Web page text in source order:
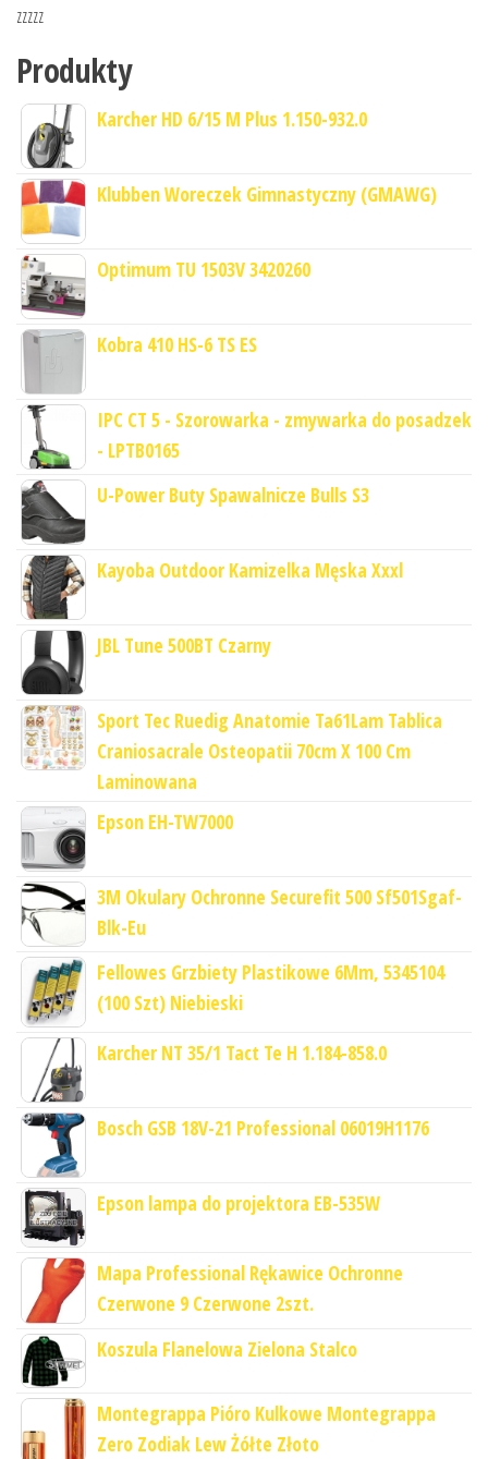
zzzzz
Produkty
Karcher HD 6/15 M Plus 1.150-932.0
Klubben Woreczek Gimnastyczny (GMAWG)
Optimum TU 1503V 3420260
Kobra 410 HS-6 TS ES
IPC CT 5 - Szorowarka - zmywarka do posadzek
- LPTB0165
U-Power Buty Spawalnicze Bulls S3
Kayoba Outdoor Kamizelka Męska Xxxl
JBL Tune 500BT Czarny
Sport Tec Ruedig Anatomie Ta61Lam Tablica
Craniosacrale Osteopatii 70cm X 100 Cm
Laminowana
Epson EH-TW7000
3M Okulary Ochronne Securefit 500 Sf501Sgaf-
Blk-Eu
Fellowes Grzbiety Plastikowe 6Mm, 5345104
(100 Szt) Niebieski
Karcher NT 35/1 Tact Te H 1.184-858.0
Bosch GSB 18V-21 Professional 06019H1176
Epson lampa do projektora EB-535W
Mapa Professional Rękawice Ochronne
Czerwone 9 Czerwone 2szt.
Koszula Flanelowa Zielona Stalco
Montegrappa Pióro Kulkowe Montegrappa
Zero Zodiak Lew Żółte Złoto